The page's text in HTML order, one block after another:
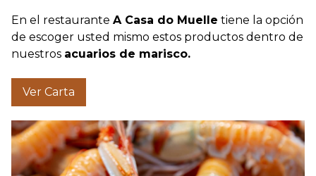
En el restaurante A Casa do Muelle tiene la opción
de escoger usted mismo estos productos dentro de
nuestros acuarios de marisco.
Ver Carta